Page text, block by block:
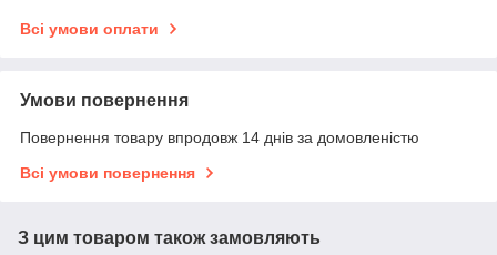
Всі умови оплати
Умови повернення
Повернення товару впродовж 14 днів за домовленістю
Всі умови повернення
З цим товаром також замовляють